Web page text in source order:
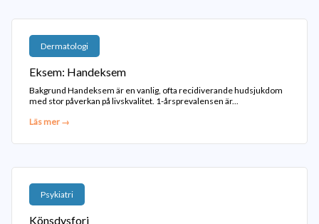
Dermatologi
Eksem: Handeksem
Bakgrund Handeksem är en vanlig, ofta recidiverande hudsjukdom
med stor påverkan på livskvalitet. 1-årsprevalensen är...
Läs mer →
Psykiatri
Könsdysfori